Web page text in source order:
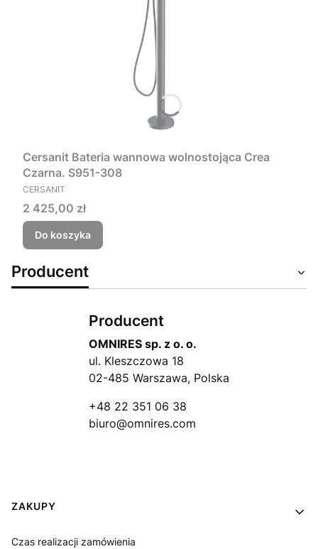
Cersanit Bateria wannowa wolnostojąca Crea
Czarna. S951-308
PRODUCENT
CERSANIT
Cena
2 425,00 zł
Do koszyka
Producent
Producent
OMNIRES sp. z o. o.
ul. Kleszczowa 18
02-485 Warszawa, Polska
+48 22 351 06 38
biuro@omnires.com
Linki w stopce
ZAKUPY
Czas realizacji zamówienia